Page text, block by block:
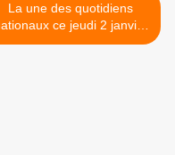
La une des quotidiens
ce jeudi 2 janvier
2025. >